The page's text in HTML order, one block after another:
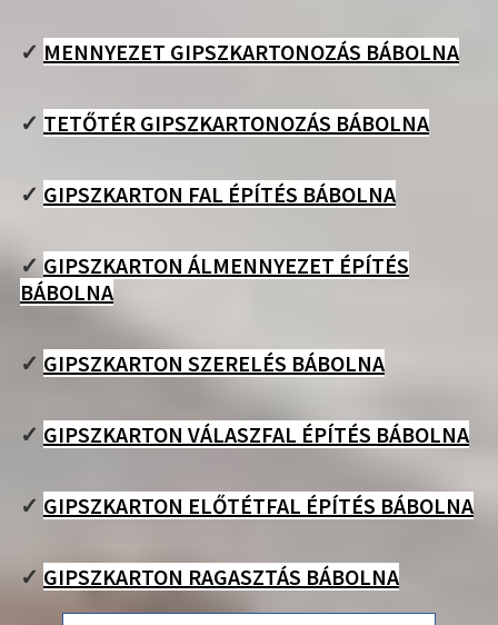
✓ MENNYEZET GIPSZKARTONOZÁS BÁBOLNA
✓ TETŐTÉR GIPSZKARTONOZÁS BÁBOLNA
✓ GIPSZKARTON FAL ÉPÍTÉS BÁBOLNA
✓ GIPSZKARTON ÁLMENNYEZET ÉPÍTÉS
BÁBOLNA
✓ GIPSZKARTON SZERELÉS BÁBOLNA
✓ GIPSZKARTON VÁLASZFAL ÉPÍTÉS BÁBOLNA
✓ GIPSZKARTON ELŐTÉTFAL ÉPÍTÉS BÁBOLNA
✓ GIPSZKARTON RAGASZTÁS BÁBOLNA